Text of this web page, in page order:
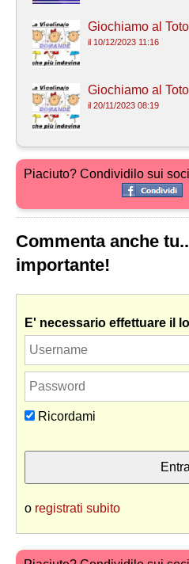
Giochiamo al
il 10/12/2023 11:16
Giochiamo al
il 20/11/2023 08:19
Piaciuto? Condividilo sui
Commenta anche
importante!
E' necessario effettuare il
Ricordami
o registrati subito